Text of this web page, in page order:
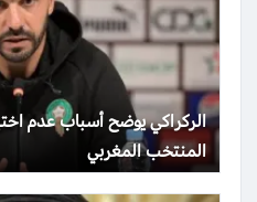
الركراكي يوضح أسباب عدم
المنتخب المغربي